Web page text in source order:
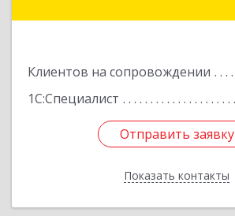
Клиентов на сопровождении
1С:Специалист
Отправить заявку
Показать контакты
Отправить заявку
Назад